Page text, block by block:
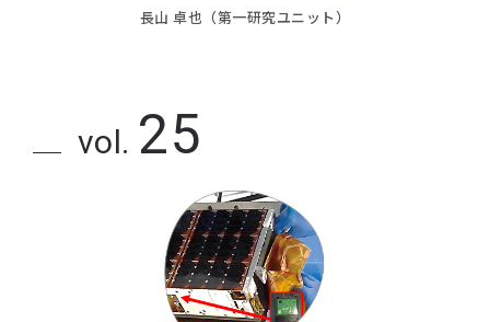
長山 卓也（第一研究ユニット）
vol. 25